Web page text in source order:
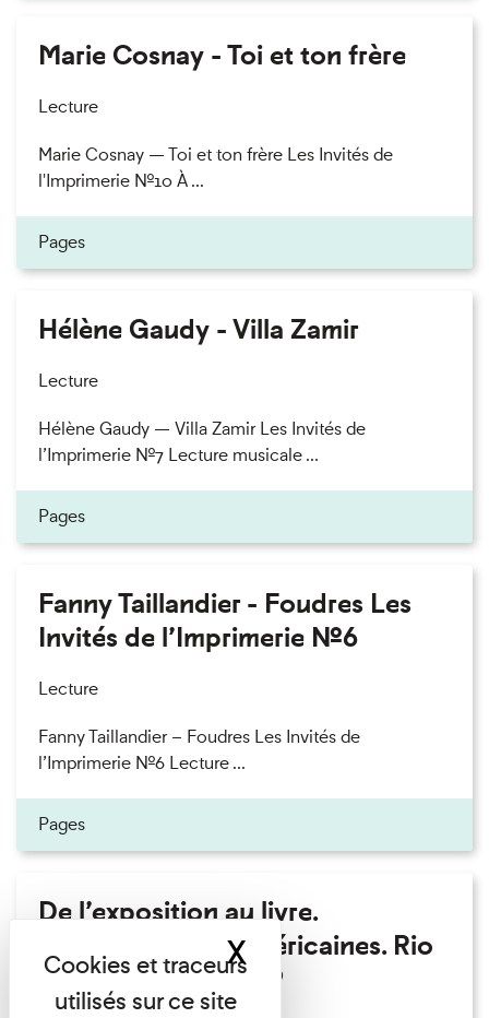
Marie Cosnay - Toi et ton frère
Lecture
Marie Cosnay — Toi et ton frère Les Invités de
l'Imprimerie n°10 À ...
Pages
Hélène Gaudy - Villa Zamir
Lecture
Hélène Gaudy — Villa Zamir Les Invités de
l’Imprimerie n°7 Lecture musicale ...
Pages
Fanny Taillandier - Foudres Les
Invités de l’Imprimerie n°6
Lecture
Fanny Taillandier – Foudres Les Invités de
l’Imprimerie n°6 Lecture ...
Pages
De l’exposition au livre.
Modernités sud-américaines. Rio
– Buenos Aires 1909
XMasquer le